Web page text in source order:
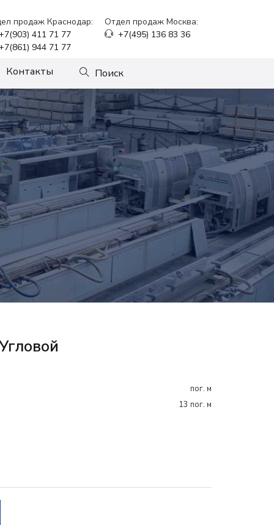
продаж Краснодар:
411 71 77
944 71 77
Отдел продаж Москва:
+7(495) 136 83 36
Контакты Поиск
пог. м
13 пог. м